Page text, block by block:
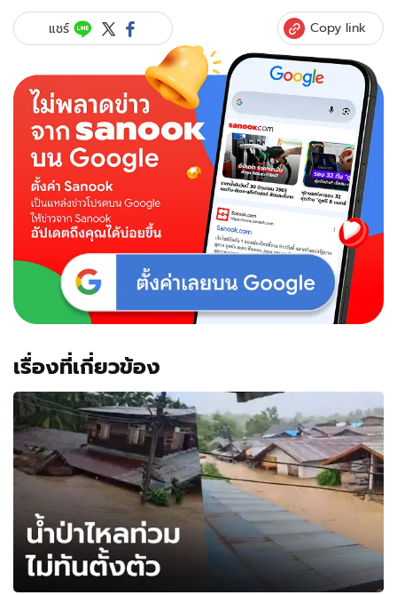
แชร์ Copy link
เรื่องที่เกี่ยวข้อง